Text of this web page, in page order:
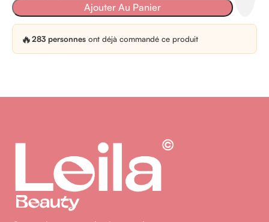
Ajouter Au Panier
🔥283 personnes ont déjà commandé ce produit